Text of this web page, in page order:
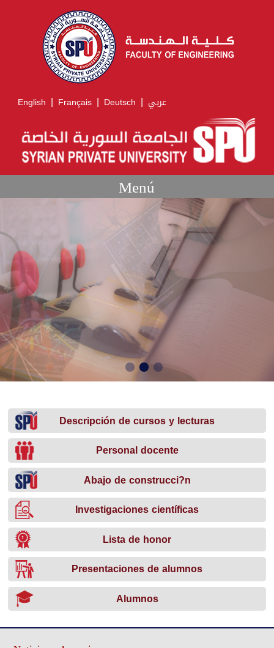
English | Français | Deutsch | عربي
Menú
Descripción de cursos y lecturas
Personal docente
Abajo de construcci?n
Investigaciones científicas
Lista de honor
Presentaciones de alumnos
Alumnos